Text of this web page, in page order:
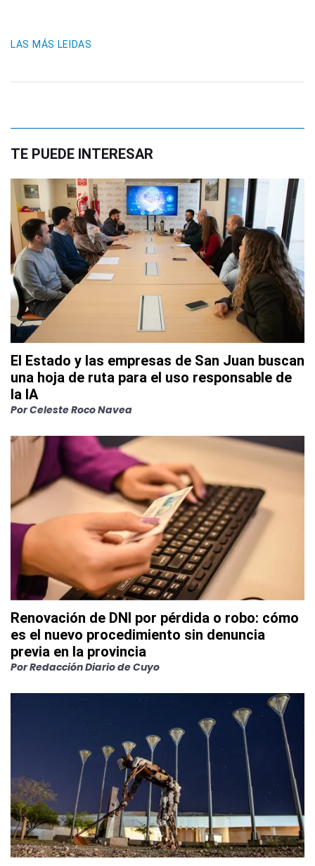
LAS MÁS LEIDAS
TE PUEDE INTERESAR
El Estado y las empresas de San Juan buscan
una hoja de ruta para el uso responsable de
la IA
PorCeleste Roco Navea
Renovación de DNI por pérdida o robo: cómo
es el nuevo procedimiento sin denuncia
previa en la provincia
PorRedacción Diario de Cuyo